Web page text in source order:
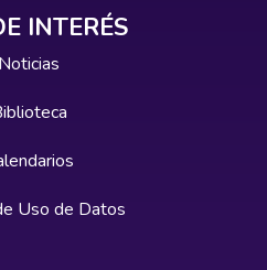
INTERÉS
Noticias
Uso de Datos